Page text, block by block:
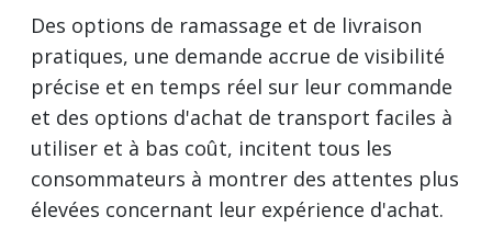
Des options de ramassage et de livraison
pratiques, une demande accrue de visibilité
précise et en temps réel sur leur commande
et des options d'achat de transport faciles à
utiliser et à bas coût, incitent tous les
consommateurs à montrer des attentes plus
élevées concernant leur expérience d'achat.